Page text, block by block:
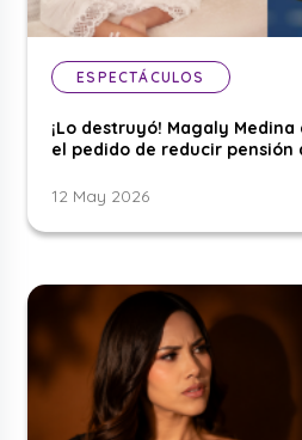
ESPECTÁCULOS
¡Lo destruyó! Magaly
el pedido de reducir pensión
12 May 2026